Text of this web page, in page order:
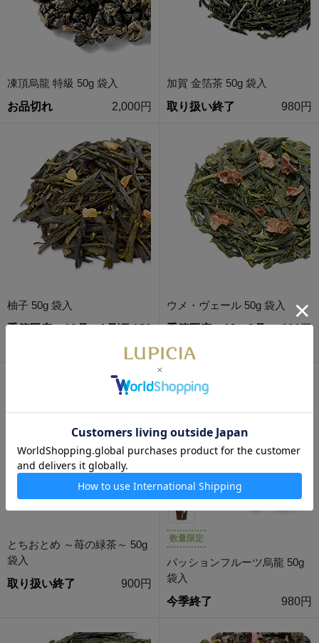
凍頂烏龍 特級 50g 袋入
お品切れ
2,000円
加賀 金箔茶 50g 袋入
取り扱い終了
980円
柚子 50g 袋入
季節限定・10月～1月頃 950
円
ウメ・ヴェール 50g 袋入
季節限定・12～3月
680円
とちおとめ ～苺の緑茶～ 50g
袋入
取り扱い終了
900円
数量限定
パッションフルーツ烏龍 50g
袋入
今季終了
980円